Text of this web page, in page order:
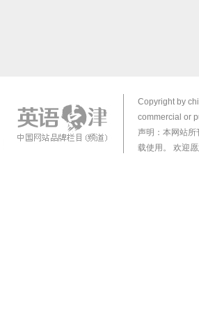
Copyright by
commercial or
声明：本网站所
载使用。 欢迎